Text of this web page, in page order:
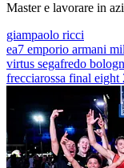
Master e lavorare in
giampaolo ricci
ea7 emporio armani
virtus segafredo
frecciarossa final eight